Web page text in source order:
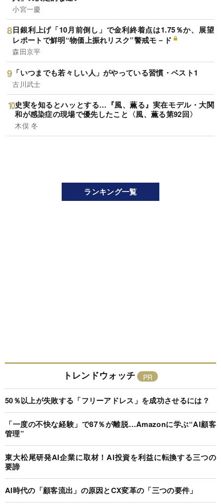
小宮一慶
日銀利上げ「10月前倒し」で金利終着点は1.75％か、展望
レポートで鮮明“物価上振れリスク”警戒モ－ド
森田京平
「いつまでも若々しい人」がやっている習慣・ベスト1
古川武士
史実を知るとハッとする…『風、薫る』実在モデル・大関
和が感染症の現場で優先したこと〈風、薫る第92回〉
木俣 冬
ランキング一覧
トレンドウォッチ
50％以上が失敗する「フリーアドレス」を成功させるには？
「一度の不快な経験」で87％が離脱…Amazonに学ぶ“AI顧客
管理”
東大松尾研発AI企業に取材！AI投資を利益に転換する三つの
要諦
AI時代の「顧客流出」の原因とCX変革の「三つの要件」